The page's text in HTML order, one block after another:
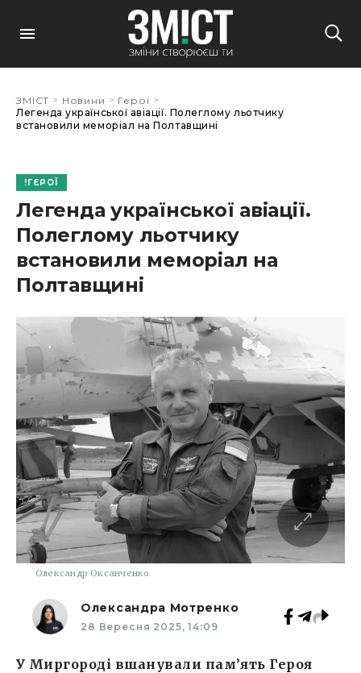
ЗМІСТ > Новини > Герої >
Легенда української авіації. Полеглому льотчику
встановили меморіал на Полтавщині
ГЕРОЇ
Легенда української авіації.
Полеглому льотчику
встановили меморіал на
Полтавщині
Олександр Оксанченко
Олександра Мотренко
28 Вересня 2025, 14:09
У Миргороді вшанували пам’ять Героя